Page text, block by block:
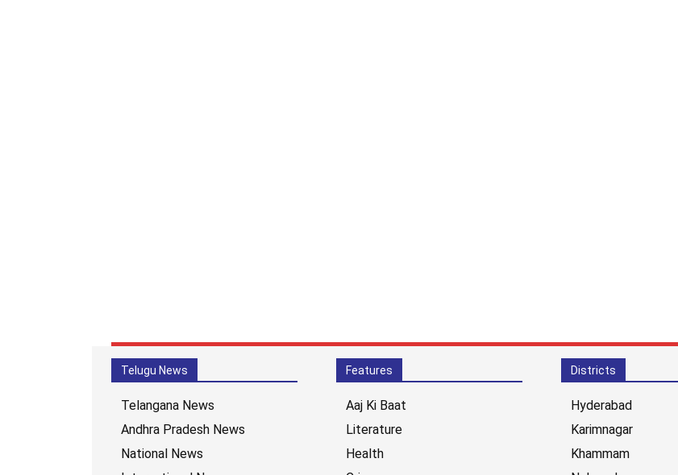
Telugu News
Telangana News
Andhra Pradesh News
National News
Features
Aaj Ki Baat
Literature
Health
Districts
Hyderabad
Karimnagar
Khammam